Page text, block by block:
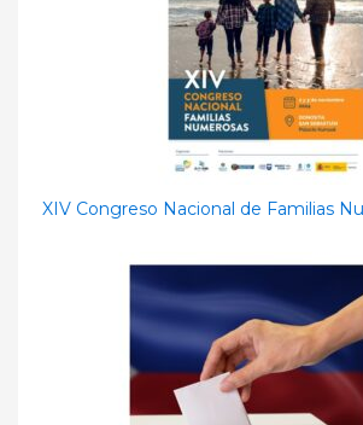
XIV Congreso Nacional de Familias